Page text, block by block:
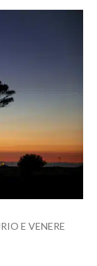
E VENERE